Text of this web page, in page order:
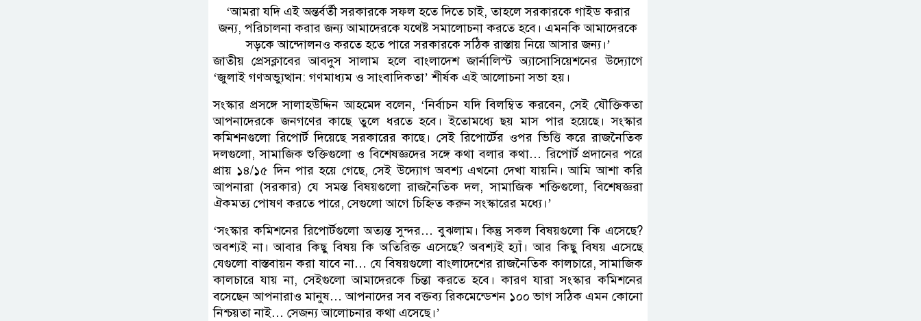
‘আমরা যদি এই অন্তর্বর্তী সরকারকে সফল হতে দিতে চাই, তাহলে সরকারকে গাইড করার
জন্য, পরিচালনা করার জন্য আমাদেরকে যথেষ্ট সমালোচনা করতে হবে। এমনকি আমাদেরকে
সড়কে আন্দোলনও করতে হতে পারে সরকারকে সঠিক রাস্তায় নিয়ে আসার জন্য।’
জাতীয় প্রেসক্লাবের আবদুস সালাম হলে বাংলাদেশ জার্নালিস্ট অ্যাসোসিয়েশনের উদ্যোগে
‘জুলাই গণঅভ্যুত্থান: গণমাধ্যম ও সাংবাদিকতা’ শীর্ষক এই আলোচনা সভা হয়।
সংস্কার প্রসঙ্গে সালাহউদ্দিন আহমেদ বলেন, ‘নির্বাচন যদি বিলম্বিত করবেন, সেই যৌক্তিকতা
আপনাদেরকে জনগণের কাছে তুলে ধরতে হবে। ইতোমধ্যে ছয় মাস পার হয়েছে। সংস্কার
কমিশনগুলো রিপোর্ট দিয়েছে সরকারের কাছে। সেই রিপোর্টের ওপর ভিত্তি করে রাজনৈতিক
দলগুলো, সামাজিক শুক্তিগুলো ও বিশেষজ্ঞদের সঙ্গে কথা বলার কথা… রিপোর্ট প্রদানের পরে
প্রায় ১৪/১৫ দিন পার হয়ে গেছে, সেই উদ্যোগ অবশ্য এখনো দেখা যায়নি। আমি আশা করি
আপনারা (সরকার) যে সমস্ত বিষয়গুলো রাজনৈতিক দল, সামাজিক শক্তিগুলো, বিশেষজ্ঞরা
ঐকমত্য পোষণ করতে পারে, সেগুলো আগে চিহ্নিত করুন সংস্কারের মধ্যে।’
‘সংস্কার কমিশনের রিপোর্টগুলো অত্যন্ত সুন্দর… বুঝলাম। কিন্তু সকল বিষয়গুলো কি এসেছে?
অবশ্যই না। আবার কিছু বিষয় কি অতিরিক্ত এসেছে? অবশ্যই হ্যাঁ। আর কিছু বিষয় এসেছে
যেগুলো বাস্তবায়ন করা যাবে না… যে বিষয়গুলো বাংলাদেশের রাজনৈতিক কালচারে, সামাজিক
কালচারে যায় না, সেইগুলো আমাদেরকে চিন্তা করতে হবে। কারণ যারা সংস্কার কমিশনের
বসেছেন আপনারাও মানুষ… আপনাদের সব বক্তব্য রিকমেন্ডেশন ১০০ ভাগ সঠিক এমন কোনো
নিশ্চয়তা নাই… সেজন্য আলোচনার কথা এসেছে।’